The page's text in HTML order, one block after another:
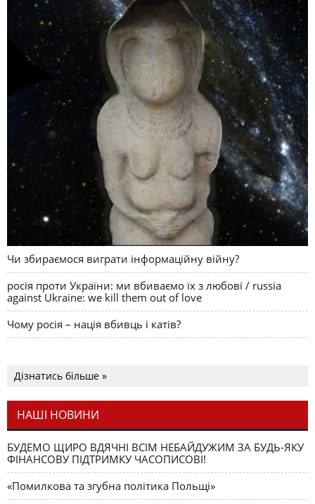
Чи збираємося виграти інформаційну війну?
росія проти України: ми вбиваємо їх з любові / russia
against Ukraine: we kill them out of love
Чому росія – нація вбивць і катів?
Дізнатись більше »
НАШІ НОВИНИ
БУДЕМО ЩИРО ВДЯЧНІ ВСІМ НЕБАЙДУЖИМ ЗА БУДЬ-ЯКУ
ФІНАНСОВУ ПІДТРИМКУ ЧАСОПИСОВІ!
«Помилкова та згубна політика Польщі»